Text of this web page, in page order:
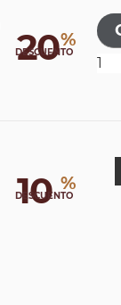
20%
DESCUENTO
10 %
DESCUENTO